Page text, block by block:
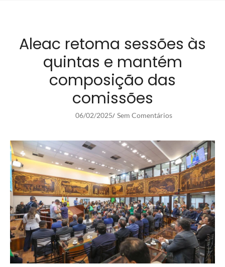
Aleac retoma sessões às
quintas e mantém
composição das
comissões
06/02/2025/ Sem Comentários